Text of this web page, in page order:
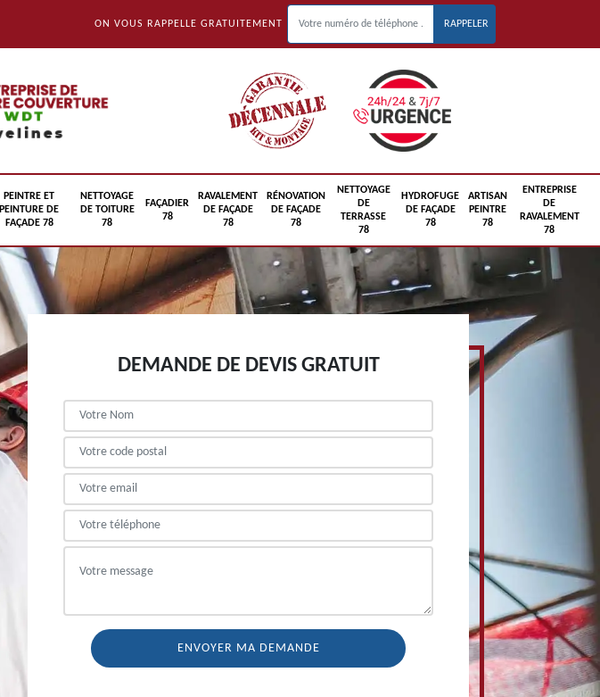
ON VOUS RAPPELLE GRATUITEMENT
PEINTRE ET
PEINTURE DE
FAÇADE 78
NETTOYAGE
DE TOITURE
78
FAÇADIER
78
RAVALEMENT
DE FAÇADE
78
RÉNOVATION
DE FAÇADE
78
NETTOYAGE
DE
TERRASSE
78
HYDROFUGE
DE FAÇADE
78
ARTISAN
PEINTRE
78
ENTREPRISE
DE
RAVALEMENT
78
DEMANDE DE DEVIS GRATUIT